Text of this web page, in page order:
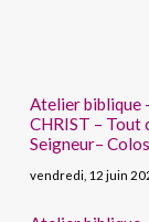
Atelier biblique
CHRIST – Tout
Seigneur–
vendredi, 12 juin